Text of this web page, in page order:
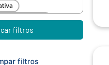
da Mudança
Sustentabilidade
filtros
filtros